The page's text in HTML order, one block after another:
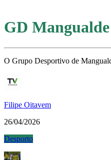
GD
O Grupo Desportivo de
Filipe Oitavem
26/04/2026
Desporto